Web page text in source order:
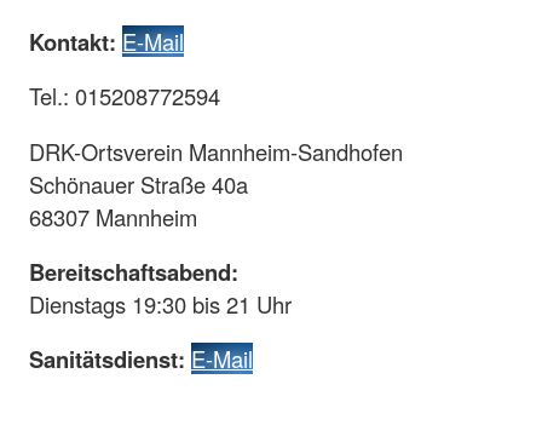
Kontakt: E-Mail
Tel.: 015208772594
DRK-Ortsverein Mannheim-Sandhofen
Schönauer Straße 40a
68307 Mannheim
Bereitschaftsabend:
Dienstags 19:30 bis 21 Uhr
Sanitätsdienst: E-Mail